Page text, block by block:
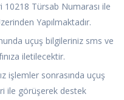
10218 Türsab Numarası ile
Yapılmaktadır.
uçuş bilgileriniz sms ve
iletilecektir.
işlemler sonrasında uçuş
ile görüşerek destek